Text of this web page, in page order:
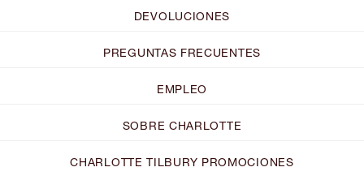
DEVOLUCIONES
PREGUNTAS FRECUENTES
EMPLEO
SOBRE CHARLOTTE
CHARLOTTE TILBURY PROMOCIONES